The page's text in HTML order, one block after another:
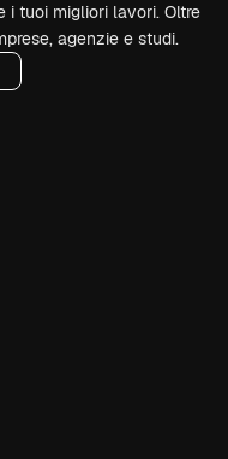
i tuoi migliori lavori. Oltre
agenzie e studi.